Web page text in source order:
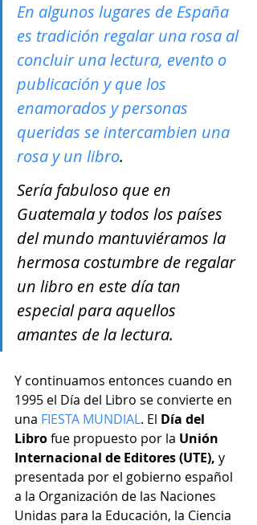
En algunos lugares de España
es tradición regalar una rosa al
concluir una lectura, evento o
publicación y que los
enamorados y personas
queridas se intercambien una
rosa y un libro.
Sería fabuloso que en
Guatemala y todos los países
del mundo mantuviéramos la
hermosa costumbre de regalar
un libro en este día tan
especial para aquellos
amantes de la lectura.
Y continuamos entonces cuando en
1995 el Día del Libro se convierte en
una FIESTA MUNDIAL. El Día del
Libro fue propuesto por la Unión
Internacional de Editores (UTE), y
presentada por el gobierno español
a la Organización de las Naciones
Unidas para la Educación, la Ciencia